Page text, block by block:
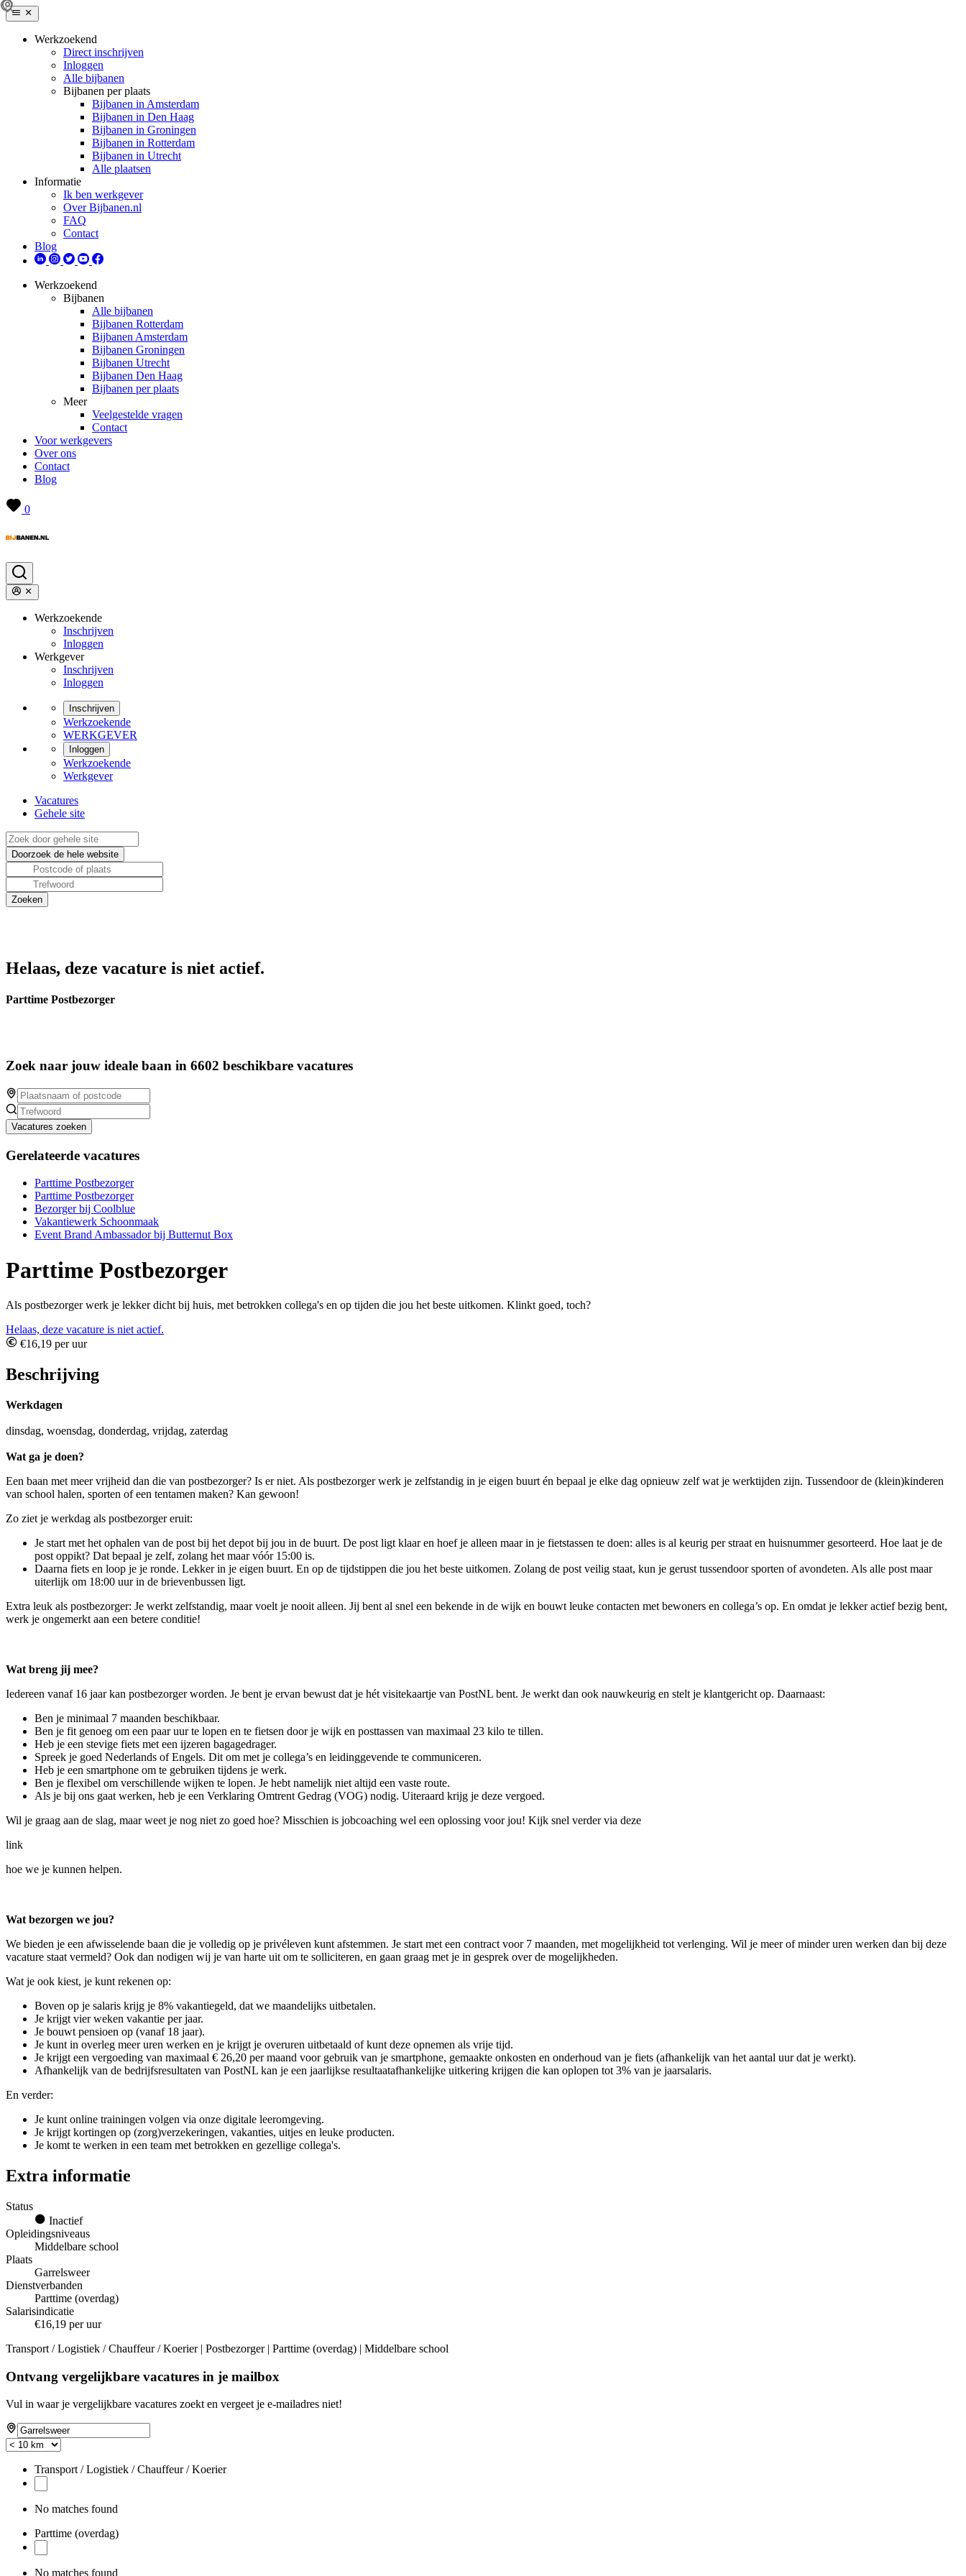
Werkzoekend
Direct inschrijven
Inloggen
Alle bijbanen
Bijbanen per plaats
Bijbanen in Amsterdam
Bijbanen in Den Haag
Bijbanen in Groningen
Bijbanen in Rotterdam
Bijbanen in Utrecht
Alle plaatsen
Informatie
Ik ben werkgever
Over Bijbanen.nl
FAQ
Contact
Blog
Werkzoekend
Bijbanen
Alle bijbanen
Bijbanen Rotterdam
Bijbanen Amsterdam
Bijbanen Groningen
Bijbanen Utrecht
Bijbanen Den Haag
Bijbanen per plaats
Meer
Veelgestelde vragen
Contact
Voor werkgevers
Over ons
Contact
Blog
0
Werkzoekende
Inschrijven
Inloggen
Werkgever
Inschrijven
Inloggen
Inschrijven
Werkzoekende
WERKGEVER
Inloggen
Werkzoekende
Werkgever
Vacatures
Gehele site
Helaas, deze vacature is niet actief.
Parttime Postbezorger
Zoek naar jouw ideale baan in 6602 beschikbare vacatures
Vacatures zoeken
Gerelateerde vacatures
Parttime Postbezorger
Parttime Postbezorger
Bezorger bij Coolblue
Vakantiewerk Schoonmaak
Event Brand Ambassador bij Butternut Box
Parttime Postbezorger
Als postbezorger werk je lekker dicht bij huis, met betrokken collega's en op tijden die jou het beste uitkomen. Klinkt goed, toch?
Helaas, deze vacature is niet actief.
€16,19 per uur
Beschrijving
Werkdagen
dinsdag, woensdag, donderdag, vrijdag, zaterdag
Wat ga je doen?
Een baan met meer vrijheid dan die van postbezorger? Is er niet. Als postbezorger werk je zelfstandig in je eigen buurt én bepaal je elke dag opnieuw zelf wat je werktijden zijn. Tussendoor de (klein)kinderen
van school halen, sporten of een tentamen maken? Kan gewoon!
Zo ziet je werkdag als postbezorger eruit:
Je start met het ophalen van de post bij het depot bij jou in de buurt. De post ligt klaar en hoef je alleen maar in je fietstassen te doen: alles is al keurig per straat en huisnummer gesorteerd. Hoe laat je de
post oppikt? Dat bepaal je zelf, zolang het maar vóór 15:00 is.
Daarna fiets en loop je je ronde. Lekker in je eigen buurt. En op de tijdstippen die jou het beste uitkomen. Zolang de post veilig staat, kun je gerust tussendoor sporten of avondeten. Als alle post maar
uiterlijk om 18:00 uur in de brievenbussen ligt.
Extra leuk als postbezorger: Je werkt zelfstandig, maar voelt je nooit alleen. Jij bent al snel een bekende in de wijk en bouwt leuke contacten met bewoners en collega’s op. En omdat je lekker actief bezig bent,
werk je ongemerkt aan een betere conditie!
Wat breng jij mee?
Iedereen vanaf 16 jaar kan postbezorger worden. Je bent je ervan bewust dat je hét visitekaartje van PostNL bent. Je werkt dan ook nauwkeurig en stelt je klantgericht op. Daarnaast:
Ben je minimaal 7 maanden beschikbaar.
Ben je fit genoeg om een paar uur te lopen en te fietsen door je wijk en posttassen van maximaal 23 kilo te tillen.
Heb je een stevige fiets met een ijzeren bagagedrager.
Spreek je goed Nederlands of Engels. Dit om met je collega’s en leidinggevende te communiceren.
Heb je een smartphone om te gebruiken tijdens je werk.
Ben je flexibel om verschillende wijken te lopen. Je hebt namelijk niet altijd een vaste route.
Als je bij ons gaat werken, heb je een Verklaring Omtrent Gedrag (VOG) nodig. Uiteraard krijg je deze vergoed.
Wil je graag aan de slag, maar weet je nog niet zo goed hoe? Misschien is jobcoaching wel een oplossing voor jou! Kijk snel verder via deze
link
hoe we je kunnen helpen.
Wat bezorgen we jou?
We bieden je een afwisselende baan die je volledig op je privéleven kunt afstemmen. Je start met een contract voor 7 maanden, met mogelijkheid tot verlenging. Wil je meer of minder uren werken dan bij deze
vacature staat vermeld? Ook dan nodigen wij je van harte uit om te solliciteren, en gaan graag met je in gesprek over de mogelijkheden.
Wat je ook kiest, je kunt rekenen op:
Boven op je salaris krijg je 8% vakantiegeld, dat we maandelijks uitbetalen.
Je krijgt vier weken vakantie per jaar.
Je bouwt pensioen op (vanaf 18 jaar).
Je kunt in overleg meer uren werken en je krijgt je overuren uitbetaald of kunt deze opnemen als vrije tijd.
Je krijgt een vergoeding van maximaal € 26,20 per maand voor gebruik van je smartphone, gemaakte onkosten en onderhoud van je fiets (afhankelijk van het aantal uur dat je werkt).
Afhankelijk van de bedrijfsresultaten van PostNL kan je een jaarlijkse resultaatafhankelijke uitkering krijgen die kan oplopen tot 3% van je jaarsalaris.
En verder:
Je kunt online trainingen volgen via onze digitale leeromgeving.
Je krijgt kortingen op (zorg)verzekeringen, vakanties, uitjes en leuke producten.
Je komt te werken in een team met betrokken en gezellige collega's.
Extra informatie
Status
Inactief
Opleidingsniveaus
Middelbare school
Plaats
Garrelsweer
Dienstverbanden
Parttime (overdag)
Salarisindicatie
€16,19 per uur
Transport / Logistiek / Chauffeur / Koerier | Postbezorger | Parttime (overdag) | Middelbare school
Ontvang vergelijkbare vacatures in je mailbox
Vul in waar je vergelijkbare vacatures zoekt en vergeet je e-mailadres niet!
Transport / Logistiek / Chauffeur / Koerier
No matches found
Parttime (overdag)
No matches found